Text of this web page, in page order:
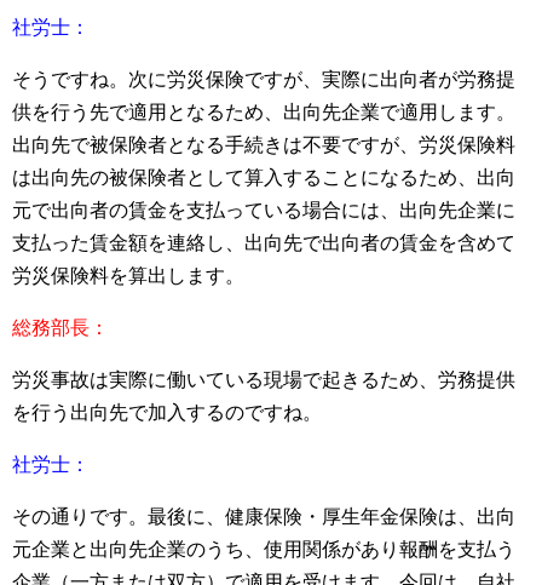
社労士：
そうですね。次に労災保険ですが、実際に出向者が労務提
供を行う先で適用となるため、出向先企業で適用します。
出向先で被保険者となる手続きは不要ですが、労災保険料
は出向先の被保険者として算入することになるため、出向
元で出向者の賃金を支払っている場合には、出向先企業に
支払った賃金額を連絡し、出向先で出向者の賃金を含めて
労災保険料を算出します。
総務部長：
労災事故は実際に働いている現場で起きるため、労務提供
を行う出向先で加入するのですね。
社労士：
その通りです。最後に、健康保険・厚生年金保険は、出向
元企業と出向先企業のうち、使用関係があり報酬を支払う